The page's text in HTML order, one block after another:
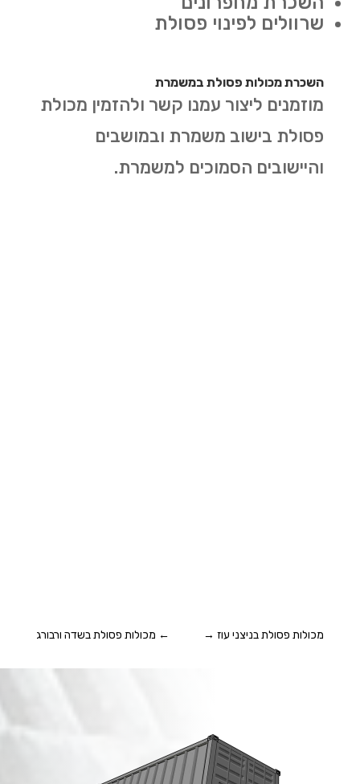
שרוולים לפינוי פסולת
השכרת מכולות פסולת במשמרת
מוזמנים ליצור עמנו קשר ולהזמין מכולת
פסולת בישוב משמרת ובמושבים
והיישובים הסמוכים למשמרת.
← מכולות פסולת בשדה ורבורג מכולות פסולת בניצני עוז→